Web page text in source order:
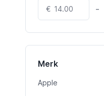
€ -
Merk
Apple